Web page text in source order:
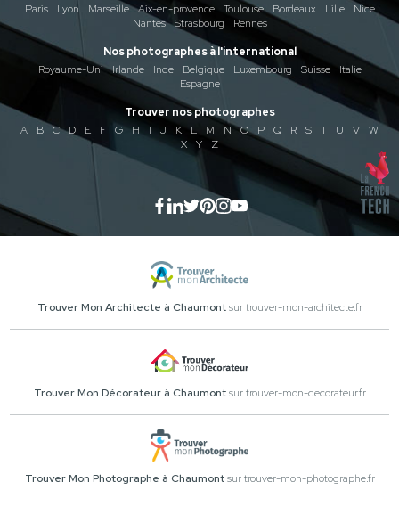
Paris
Lyon Marseille Aix-en-provence Toulouse Bordeaux Lille
Nice
Nantes
Strasbourg
Rennes
Nos photographes à l'international
Royaume-Uni
Irlande Inde Belgique Luxembourg Suisse
Italie
Espagne
Trouver nos photographes
A
B C D E F G H I J K L M N O P Q R S T U V
W
X
Y Z
Trouver Mon Architecte à Chaumontsur trouver-mon-architecte.fr
Trouver Mon Décorateur à Chaumontsur trouver-mon-decorateur.fr
Trouver Mon Photographe à Chaumontsur trouver-mon-photographe.fr